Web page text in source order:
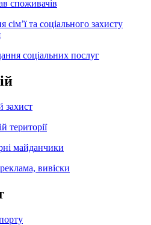
споживачів
сім’ї та соціального захисту
соціальних послуг
захист
території
майданчики
вивіски